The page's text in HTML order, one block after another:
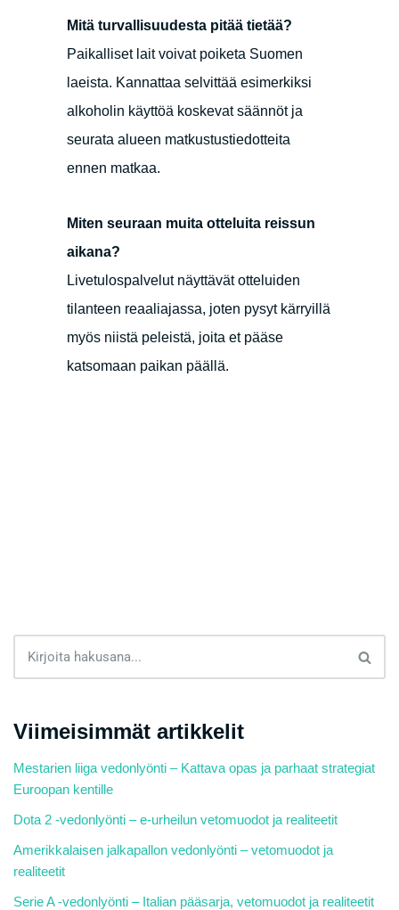
Mitä turvallisuudesta pitää tietää?
Paikalliset lait voivat poiketa Suomen
laeista. Kannattaa selvittää esimerkiksi
alkoholin käyttöä koskevat säännöt ja
seurata alueen matkustustiedotteita
ennen matkaa.
Miten seuraan muita otteluita reissun
aikana?
Livetulospalvelut näyttävät otteluiden
tilanteen reaaliajassa, joten pysyt kärryillä
myös niistä peleistä, joita et pääse
katsomaan paikan päällä.
Viimeisimmät artikkelit
Mestarien liiga vedonlyönti – Kattava opas ja parhaat strategiat
Euroopan kentille
Dota 2 -vedonlyönti – e-urheilun vetomuodot ja realiteetit
Amerikkalaisen jalkapallon vedonlyönti – vetomuodot ja
realiteetit
Serie A -vedonlyönti – Italian pääsarja, vetomuodot ja realiteetit